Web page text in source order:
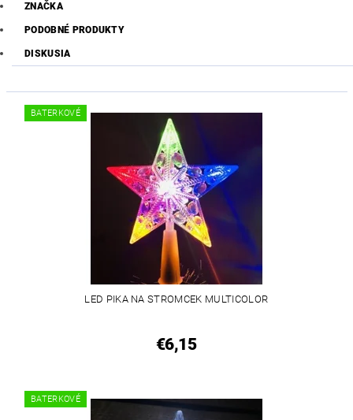
ZNAČKA
PODOBNÉ PRODUKTY
DISKUSIA
BATERKOVÉ
LED PIKA NA STROMCEK MULTICOLOR
€6,15
BATERKOVÉ